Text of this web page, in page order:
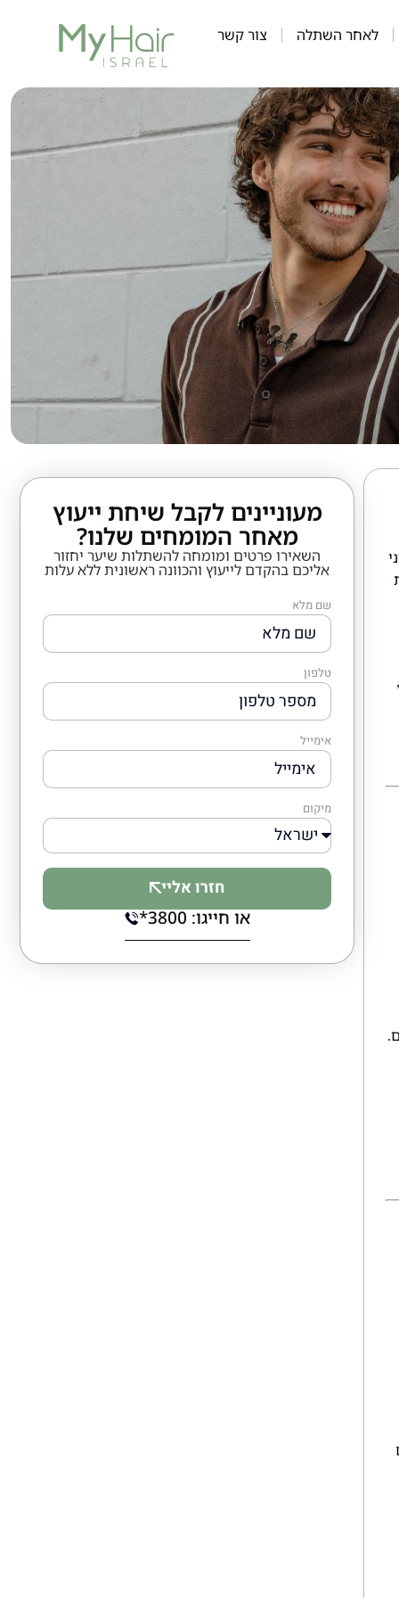
לאחר השתלה צור קשר
,
.
מעוניינים לקבל שיחת ייעוץ
מאחר המומחים שלנו?
השאירו פרטים ומומחה להשתלות שיער יחזור
אליכם בהקדם לייעוץ והכוונה ראשונית ללא עלות
שם מלא
טלפון
אימייל
מיקום
חזרו אליי
או חייגו: 3800*